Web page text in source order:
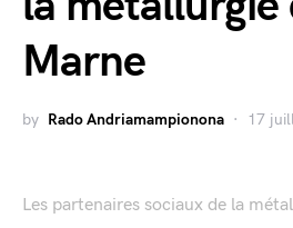
Marne
by Rado Andriamampionona 17
Les partenaires sociaux de la